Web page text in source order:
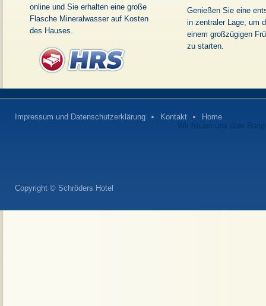
online und Sie erhalten eine große
Flasche Mineralwasser auf Kosten
des Hauses.
Genießen Sie eine
in zentraler Lage, um
einem großzügigen
zu starten.
Impressum und Datenschutzerklärung Kontakt Home
Copyright © Schröders Hotel
Wir freuen uns über